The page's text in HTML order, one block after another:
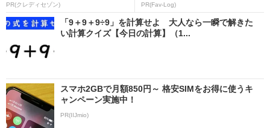
PR(クレディセゾン) PR(Fav-Log)
「9＋9＋9÷9」を計算せよ 大人なら一瞬で解きた
い計算クイズ【今日の計算】（1...
スマホ2GBで月額850円～ 格安SIMをお得に使うキ
ャンペーン実施中！
PR(IIJmio)